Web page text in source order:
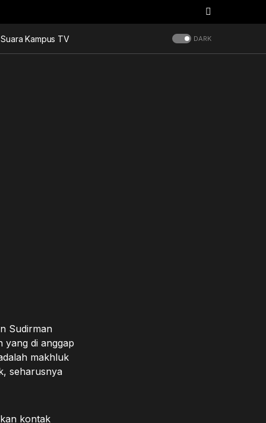
Suara Kampus TV DARK
Sudirman
yang di anggap
makhluk
seharusnya
kontak